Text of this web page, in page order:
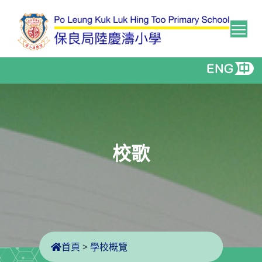
校歌
首頁 >學校概覽